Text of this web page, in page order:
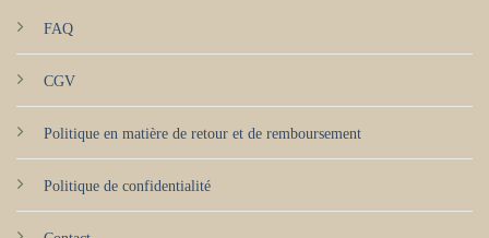
FAQ
CGV
Politique en matière de retour et de remboursement
Politique de confidentialité